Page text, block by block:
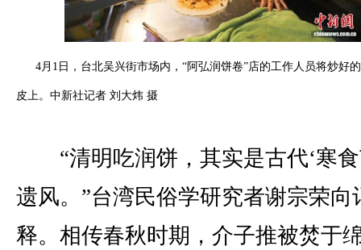
4月1日，台北吴兴街市场内，“阿弘润饼卷”店的工作人员将炒好
皮上。中新社记者 刘大炜 摄
“清明吃润饼，其实是古代‘寒食
遗风。”台湾民俗学研究者谢宗荣向
释。相传春秋时期，介子推被焚于